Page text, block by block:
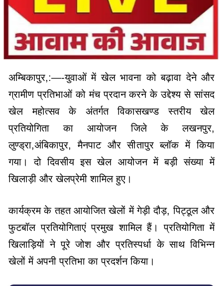
अम्बिकापुर,:—-युवाओं में खेल भावना को बढ़ावा देने और
ग्रामीण प्रतिभाओं को मंच प्रदान करने के उद्देश्य से सांसद
खेल महोत्सव के अंतर्गत विकासखण्ड स्तरीय खेल
प्रतियोगिता का आयोजन जिले के लखनपुर,
लुण्ड्रा,अंबिकापुर, मैनपाट और सीतापुर ब्लॉक में किया
गया। दो दिवसीय इस खेल आयोजन में बड़ी संख्या में
खिलाड़ी और खेलप्रेमी शामिल हुए।
कार्यक्रम के तहत आयोजित खेलों में गेड़ी दौड़, पिट्ठूल और
फुटबॉल प्रतियोगिताएं प्रमुख शामिल हैं। प्रतियोगिता में
खिलाड़ियों ने पूरे जोश और प्रतिस्पर्धा के साथ विभिन्न
खेलों में अपनी प्रतिभा का प्रदर्शन किया।